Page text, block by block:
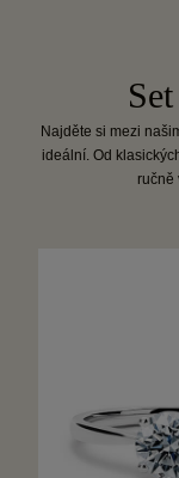
Najděte si mezi
ideální. Od
ručně